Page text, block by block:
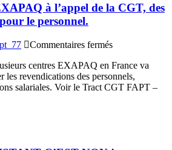
à l’appel de la CGT, des
le personnel.
Commentaires ferméssur
au
conflit
d’EXAPAQ
centres EXAPAQ en France va
les revendications des personnels,
salariales. Voir le Tract CGT FAPT –